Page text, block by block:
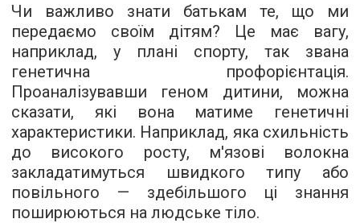
Чи важливо знати батькам те, що ми
передаємо своїм дітям? Це має вагу,
наприклад, у плані спорту, так звана
генетична профорієнтація.
Проаналізувавши геном дитини, можна
сказати, які вона матиме генетичні
характеристики. Наприклад, яка схильність
до високого росту, м'язові волокна
закладатимуться швидкого типу або
повільного — здебільшого ці знання
поширюються на людське тіло.